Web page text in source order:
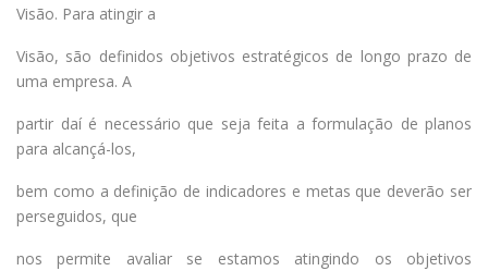
Visão. Para atingir a
Visão, são definidos objetivos estratégicos de longo prazo de
uma empresa. A
partir daí é necessário que seja feita a formulação de planos
para alcançá-los,
bem como a definição de indicadores e metas que deverão ser
perseguidos, que
nos permite avaliar se estamos atingindo os objetivos